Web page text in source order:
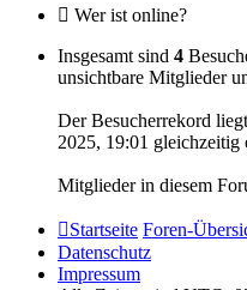
Wer ist online?
Insgesamt sind 4
unsichtbare Mitglieder
Der Besucherrekord
2025, 19:01 gleichzeitig
Mitglieder in diesem
Startseite Foren-
Datenschutz
Impressum